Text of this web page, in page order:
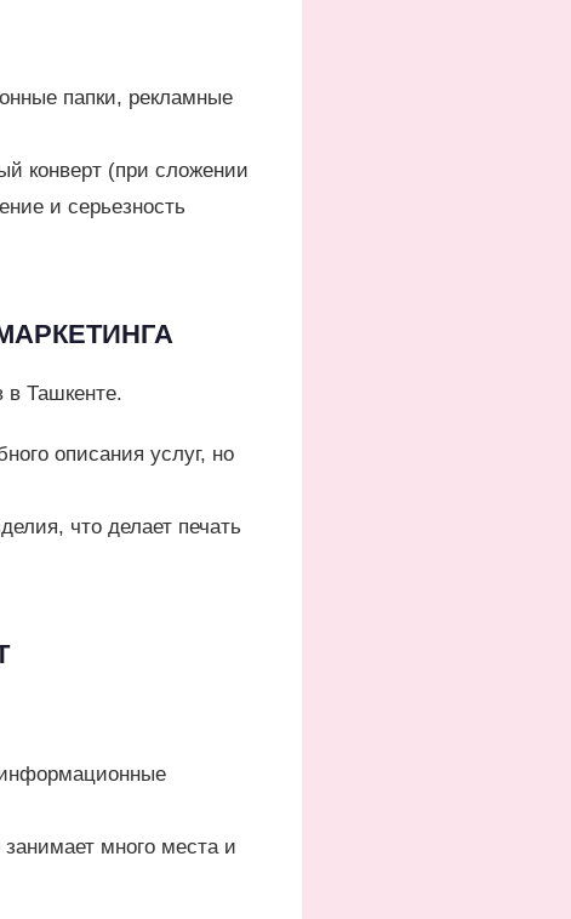
папки, рекламные
конверт (при сложении
и серьезность
Ташкенте.
описания услуг, но
что делает печать
много места и